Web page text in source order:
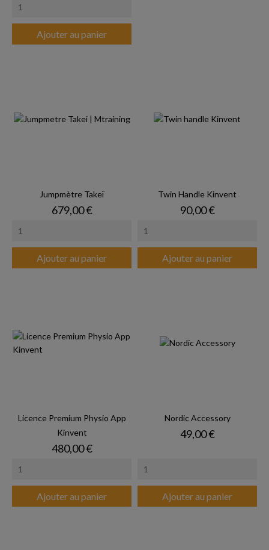
Ajouter au panier
Jumpmètre Takeï
Prix
679,00 €
Ajouter au panier
Twin Handle Kinvent
Prix
90,00 €
Ajouter au panier
Licence Premium Physio App
Kinvent
Prix
480,00 €
Ajouter au panier
Nordic Accessory
Prix
49,00 €
Ajouter au panier